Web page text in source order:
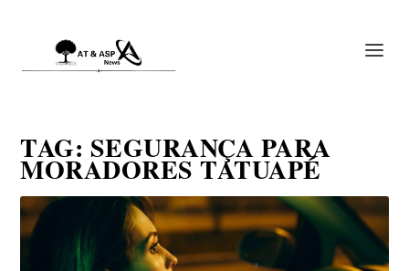
TAG: SEGURANÇA PARA
MORADORES TATUAPÉ